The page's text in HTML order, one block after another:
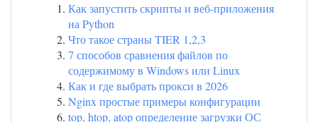
Как запустить скрипты и веб-приложения
на Python
Что такое страны TIER 1,2,3
7 способов сравнения файлов по
содержимому в Windows или Linux
Как и где выбрать прокси в 2026
Nginx простые примеры конфигурации
top, htop, atop определение загрузки ОС